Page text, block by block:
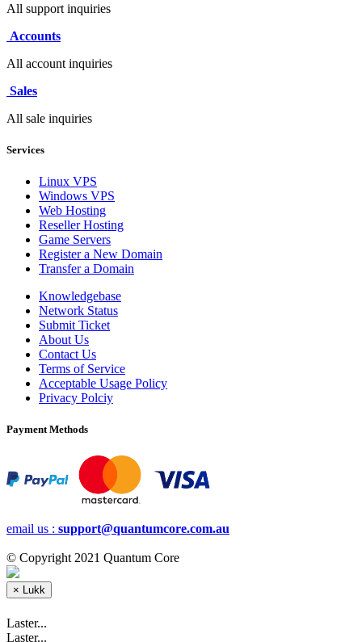
All support inquiries
Accounts
All account inquiries
Sales
All sale inquiries
Services
Linux VPS
Windows VPS
Web Hosting
Reseller Hosting
Game Servers
Register a New Domain
Transfer a Domain
Knowledgebase
Network Status
Submit Ticket
About Us
Contact Us
Terms of Service
Acceptable Usage Policy
Privacy Polciy
Payment Methods
email us : support@quantumcore.com.au
© Copyright 2021 Quantum Core
× Lukk
Laster...
Laster...